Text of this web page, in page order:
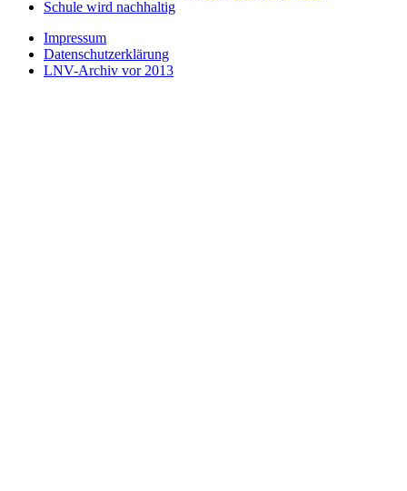
Schule wird nachhaltig
Impressum
Datenschutzerklärung
LNV-Archiv vor 2013